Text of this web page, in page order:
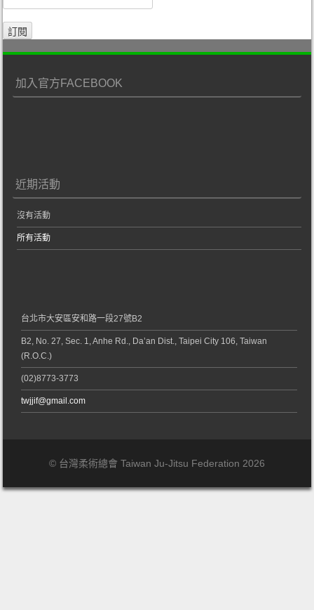
加入官方FACEBOOK
近期活動
沒有活動
所有活動
台北市大安區安和路一段27號B2
B2, No. 27, Sec. 1, Anhe Rd., Da’an Dist., Taipei City 106, Taiwan
(R.O.C.)
(02)8773-3773
twjjif@gmail.com
© 台灣柔術總會 Taiwan Ju-Jitsu Federation 2026